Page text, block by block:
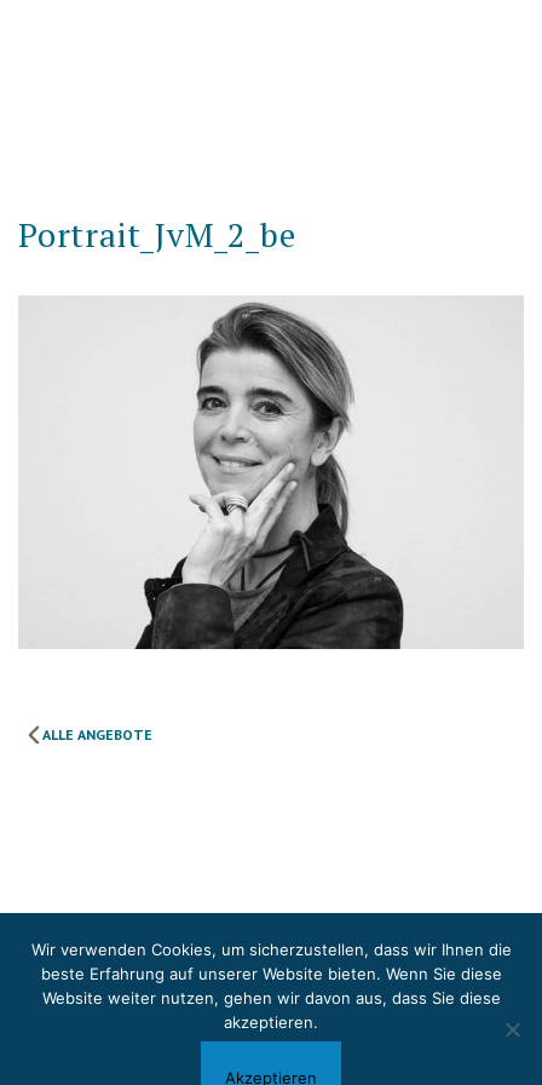
Portrait_JvM_2_be
ALLE ANGEBOTE
Wir verwenden Cookies, um sicherzustellen, dass wir Ihnen die
beste Erfahrung auf unserer Website bieten. Wenn Sie diese
Website weiter nutzen, gehen wir davon aus, dass Sie diese
akzeptieren.
Akzeptieren